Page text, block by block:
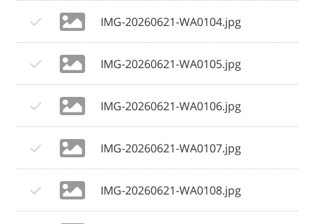
IMG-20260621-WA0104.jpg
IMG-20260621-WA0105.jpg
IMG-20260621-WA0106.jpg
IMG-20260621-WA0107.jpg
IMG-20260621-WA0108.jpg